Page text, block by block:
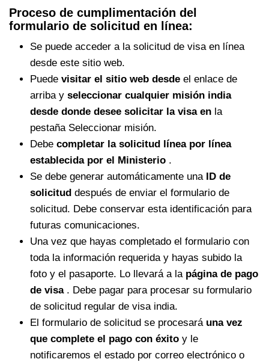
Proceso de cumplimentación del
formulario de solicitud en línea:
Se puede acceder a la solicitud de visa en línea
desde este sitio web.
Puede visitar el sitio web desde el enlace de
arriba y seleccionar cualquier misión india
desde donde desee solicitar la visa en la
pestaña Seleccionar misión.
Debe completar la solicitud línea por línea
establecida por el Ministerio .
Se debe generar automáticamente una ID de
solicitud después de enviar el formulario de
solicitud. Debe conservar esta identificación para
futuras comunicaciones.
Una vez que hayas completado el formulario con
toda la información requerida y hayas subido la
foto y el pasaporte. Lo llevará a la página de pago
de visa. Debe pagar para procesar su formulario
de solicitud regular de visa india.
El formulario de solicitud se procesará una vez
que complete el pago con éxito y le
notificaremos el estado por correo electrónico o